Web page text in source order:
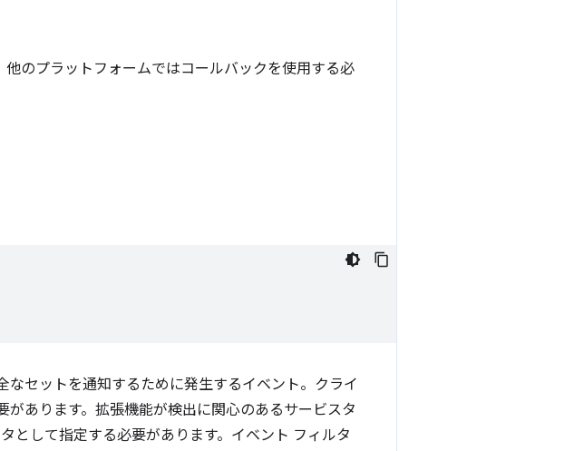
のプラットフォームではコールバックを使用する必
セットを通知するために発生するイベント。クライ
あります。拡張機能が検出に関心のあるサービスタ
として指定する必要があります。イベント フィルタ